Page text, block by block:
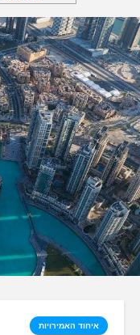
איחוד האמירויות